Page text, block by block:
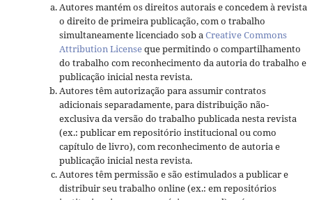
Autores mantém os direitos autorais e concedem à revista
o direito de primeira publicação, com o trabalho
simultaneamente licenciado sob aCreative Commons
Attribution Licenseque permitindo o compartilhamento
do trabalho com reconhecimento da autoria do trabalho e
publicação inicial nesta revista.
Autores têm autorização para assumir contratos
adicionais separadamente, para distribuição não-
exclusiva da versão do trabalho publicada nesta revista
(ex.: publicar em repositório institucional ou como
capítulo de livro), com reconhecimento de autoria e
publicação inicial nesta revista.
Autores têm permissão e são estimulados a publicar e
distribuir seu trabalho online (ex.: em repositórios